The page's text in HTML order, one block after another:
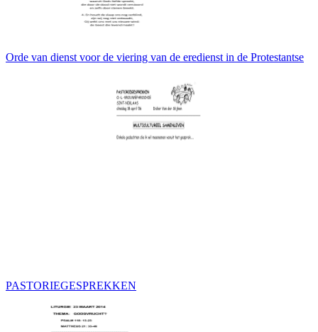
Orde van dienst voor de viering van de eredienst in de Protestantse
PASTORIEGESPREKKEN